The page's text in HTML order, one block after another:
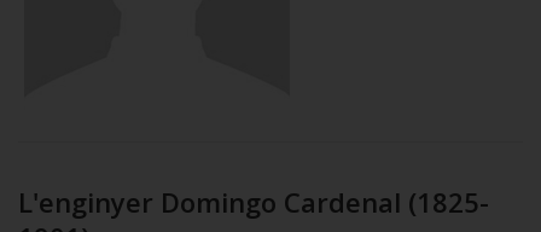
L'enginyer Domingo Cardenal (1825-